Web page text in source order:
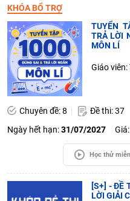
KHÓA BỔ TRỢ
TUYỂN
TRẢ LỜI
MÔN LÍ
Giáo
Chuyên đề: 8
Đề thi: 37
Ngày hết hạn:31/07/2027 Giá:
Học thử
[S+] - ĐỀ
LỜI GIẢI